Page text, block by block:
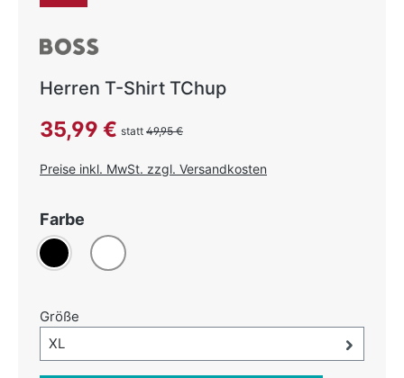
Herren T-Shirt TChup
Verkaufspreis:
35,99 € statt 49,95 €
Preise inkl. MwSt. zzgl. Versandkosten
Farbe
Schwarz Weiß
Größe
Größe-Auswahl öffnen, aktuell ausgewählt:
XL